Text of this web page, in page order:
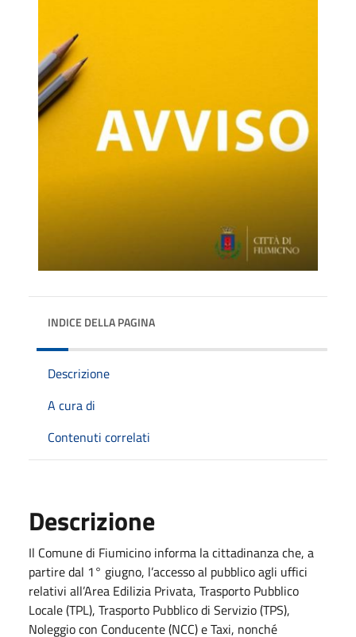
INDICE DELLA PAGINA
Descrizione
A cura di
Contenuti correlati
Descrizione
Il Comune di Fiumicino informa la cittadinanza che, a
partire dal 1° giugno, l’accesso al pubblico agli uffici
relativi all’Area Edilizia Privata, Trasporto Pubblico
Locale (TPL), Trasporto Pubblico di Servizio (TPS),
Noleggio con Conducente (NCC) e Taxi, nonché